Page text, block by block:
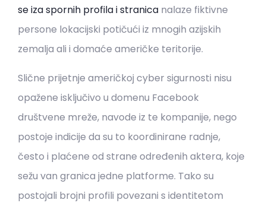
se iza spornih profila i stranica nalaze fiktivne
persone lokacijski potičući iz mnogih azijskih
zemalja ali i domaće američke teritorije.
Slične prijetnje američkoj cyber sigurnosti nisu
opažene isključivo u domenu Facebook
društvene mreže, navode iz te kompanije, nego
postoje indicije da su to koordinirane radnje,
često i plaćene od strane određenih aktera, koje
sežu van granica jedne platforme. Tako su
postojali brojni profili povezani s identitetom